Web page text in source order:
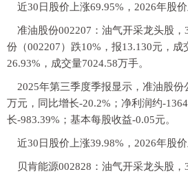
近30日股价上涨69.95%，2026年股价
准油股份002207：油气开采龙头股
份（002207）跌10%，报13.130元，成
26.93%，成交量7024.58万手。
2025年第三季度季报显示，准油股份
万元，同比增长-20.2%；净利润约-
长-983.39%；基本每股收益-0.05元。
近30日股价上涨39.98%，2026年股价
贝肯能源002828：油气开采龙头股